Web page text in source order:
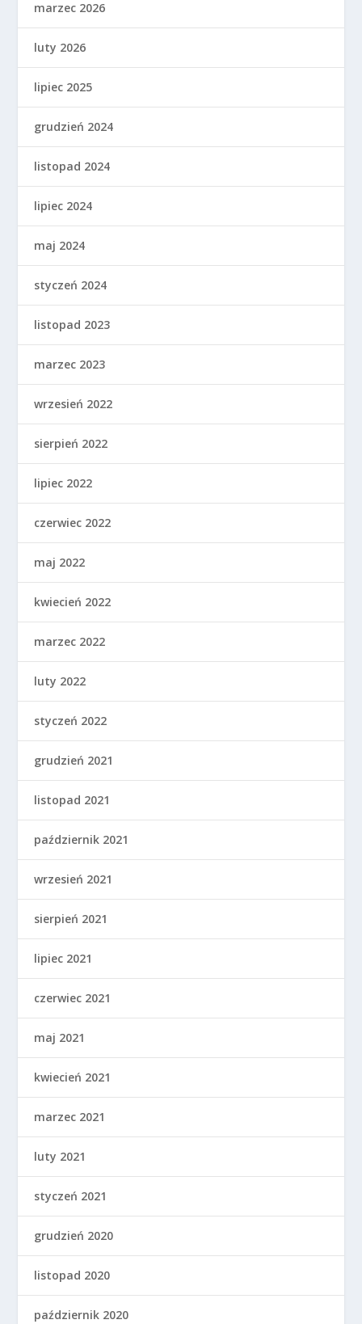
marzec 2026
luty 2026
lipiec 2025
grudzień 2024
listopad 2024
lipiec 2024
maj 2024
styczeń 2024
listopad 2023
marzec 2023
wrzesień 2022
sierpień 2022
lipiec 2022
czerwiec 2022
maj 2022
kwiecień 2022
marzec 2022
luty 2022
styczeń 2022
grudzień 2021
listopad 2021
październik 2021
wrzesień 2021
sierpień 2021
lipiec 2021
czerwiec 2021
maj 2021
kwiecień 2021
marzec 2021
luty 2021
styczeń 2021
grudzień 2020
listopad 2020
październik 2020